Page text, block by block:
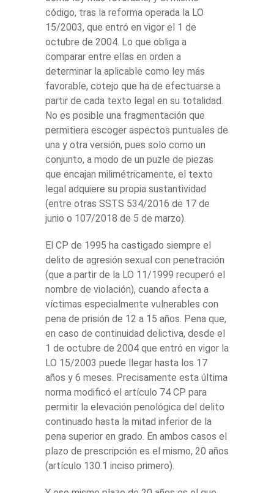
código, tras la reforma operada la LO
15/2003, que entró en vigor el 1 de
octubre de 2004. Lo que obliga a
comparar entre ellas en orden a
determinar la aplicable como ley más
favorable, cotejo que ha de efectuarse a
partir de cada texto legal en su totalidad.
No es posible una fragmentación que
permitiera escoger aspectos puntuales de
una y otra versión, pues solo como un
conjunto, a modo de un puzle de piezas
que encajan milimétricamente, el texto
legal adquiere su propia sustantividad
(entre otras SSTS 534/2016 de 17 de
junio o 107/2018 de 5 de marzo).
El CP de 1995 ha castigado siempre el
delito de agresión sexual con penetración
(que a partir de la LO 11/1999 recuperó el
nombre de violación), cuando afecta a
víctimas especialmente vulnerables con
pena de prisión de 12 a 15 años. Pena que,
en caso de continuidad delictiva, desde el
1 de octubre de 2004 que entró en vigor la
LO 15/2003 puede llegar hasta los 17
años y 6 meses. Precisamente esta última
norma modificó el artículo 74 CP para
permitir la elevación penológica del delito
continuado hasta la mitad inferior de la
pena superior en grado. En ambos casos el
plazo de prescripción es el mismo, 20 años
(artículo 130.1 inciso primero).